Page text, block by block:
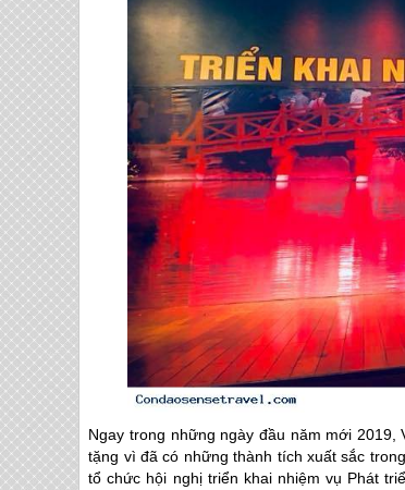
Ngay trong những ngày đầu năm mới
tặng vì đã có những thành tích xuất sắc
tổ chức hội nghị triển khai nhiệm vụ Phát